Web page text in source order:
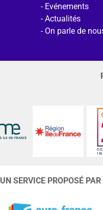
Evénements
Actualités
On parle de
UN SERVICE PROPOSÉ PAR